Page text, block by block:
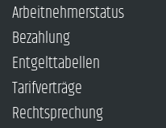
Arbeitnehmerstatus
Bezahlung
Entgelttabellen
Tarifverträge
Rechtsprechung